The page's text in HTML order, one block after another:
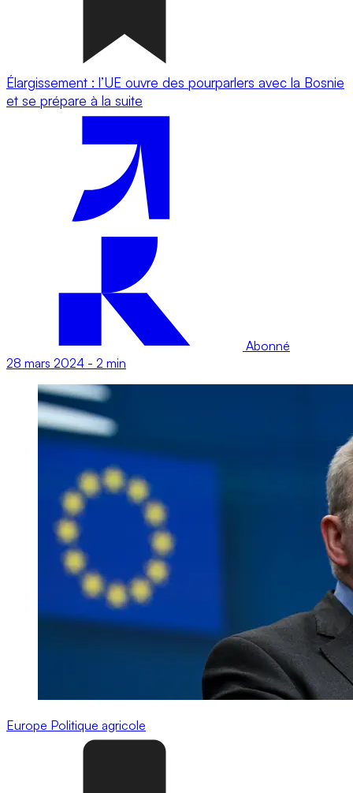
Élargissement : l’UE ouvre des pourparlers avec la Bosnie
et se prépare à la suite
Abonné
28 mars 2024 - 2 min
Europe Politique agricole